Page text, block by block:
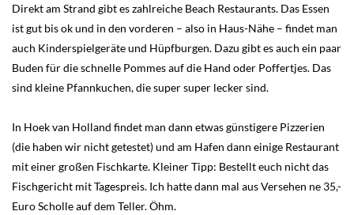
Direkt am Strand gibt es zahlreiche Beach Restaurants. Das Essen
ist gut bis ok und in den vorderen – also in Haus-Nähe – findet man
auch Kinderspielgeräte und Hüpfburgen. Dazu gibt es auch ein paar
Buden für die schnelle Pommes auf die Hand oder Poffertjes. Das
sind kleine Pfannkuchen, die super super lecker sind.
In Hoek van Holland findet man dann etwas günstigere Pizzerien
(die haben wir nicht getestet) und am Hafen dann einige Restaurant
mit einer großen Fischkarte. Kleiner Tipp: Bestellt euch nicht das
Fischgericht mit Tagespreis. Ich hatte dann mal aus Versehen ne 35,-
Euro Scholle auf dem Teller. Öhm.